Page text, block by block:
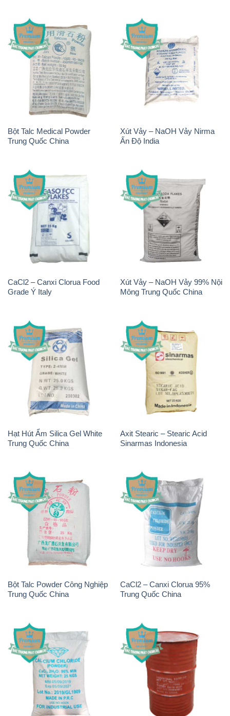
Bột Talc Medical Powder
Trung Quốc China
Xút Vảy – NaOH Vảy Nirma
Ấn Độ India
CaCl2 – Canxi Clorua Food
Grade Ý Italy
Xút Vảy – NaOH Vảy 99% Nội
Mông Trung Quốc China
Hạt Hút Ẩm Silica Gel White
Trung Quốc China
Axit Stearic – Stearic Acid
Sinarmas Indonesia
Bột Talc Powder Công Nghiệp
Trung Quốc China
CaCl2 – Canxi Clorua 95%
Trung Quốc China